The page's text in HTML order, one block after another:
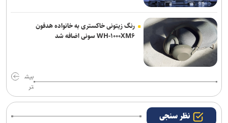
رنگ زیتونی خاکستری به خانواده هدفون
WH-۱۰۰۰XM۶ سونی اضافه شد
بیش
تر
نظر سنجی